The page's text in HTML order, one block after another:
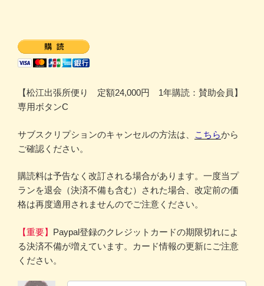
【松江出張所便り 定額24,000円 1年購読：賛助会員】
専用ボタンC
サブスクリプションのキャンセルの方法は、 こちらから
ご確認ください。
購読料は予告なく改訂される場合があります。一度当プ
ランを退会（決済不備も含む）された場合、改定前の価
格は再度適用されませんのでご注意ください。
【重要】 Paypal登録のクレジットカードの期限切れによ
る決済不備が増えています。カード情報の更新にご注意
ください。